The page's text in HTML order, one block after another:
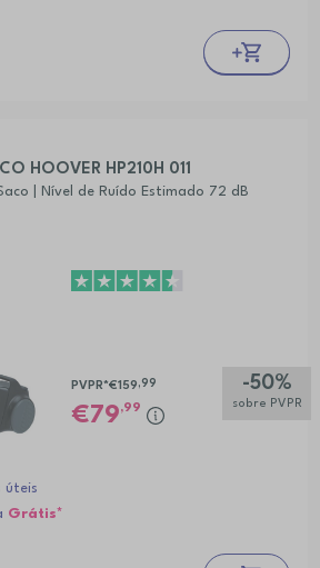
HOOVER HP210H 011
| Nível de Ruído Estimado 72 dB
-50%
sobre PVPR
PVPR*€159 ,99
79,99
úteis
Grátis*